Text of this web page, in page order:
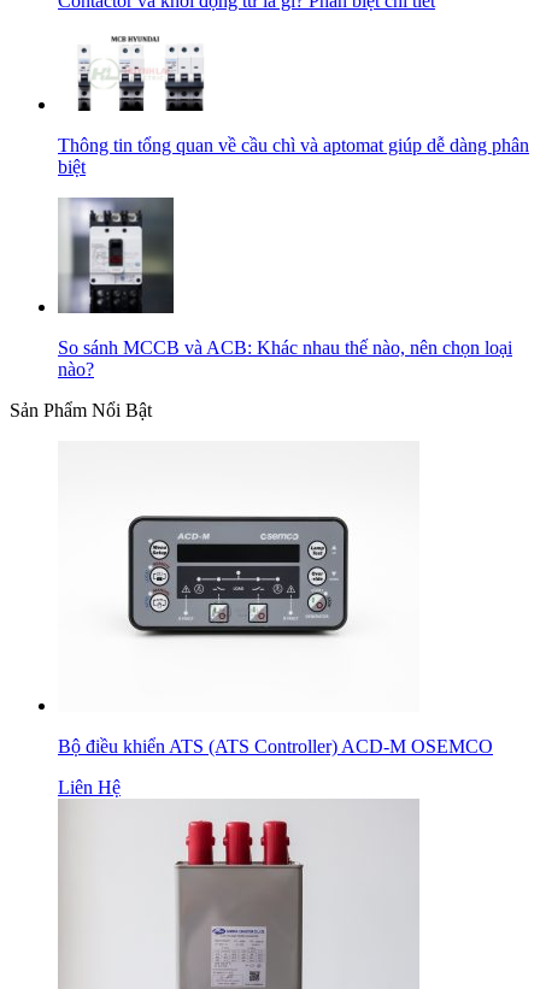
Thông tin tổng quan về cầu chì và aptomat giúp dễ dàng phân
biệt
So sánh MCCB và ACB: Khác nhau thế nào, nên chọn loại
nào?
Sản Phẩm Nổi Bật
Bộ điều khiển ATS (ATS Controller) ACD-M OSEMCO
Liên Hệ